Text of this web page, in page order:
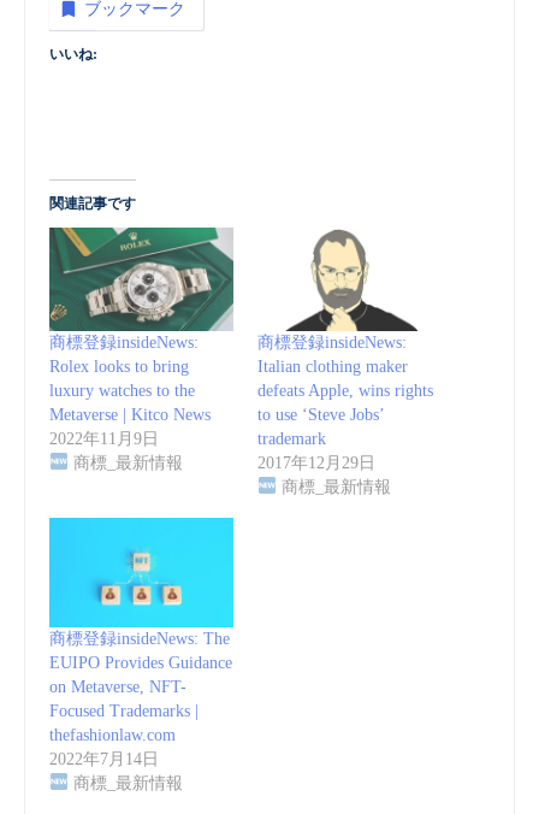
ブックマーク
いいね:
関連記事です
商標登録insideNews:
Rolex looks to bring
luxury watches to the
Metaverse | Kitco News
2022年11月9日
商標_最新情報
商標登録insideNews:
Italian clothing maker
defeats Apple, wins rights
to use ‘Steve Jobs’
trademark
2017年12月29日
商標_最新情報
商標登録insideNews: The
EUIPO Provides Guidance
on Metaverse, NFT-
Focused Trademarks |
thefashionlaw.com
2022年7月14日
商標_最新情報